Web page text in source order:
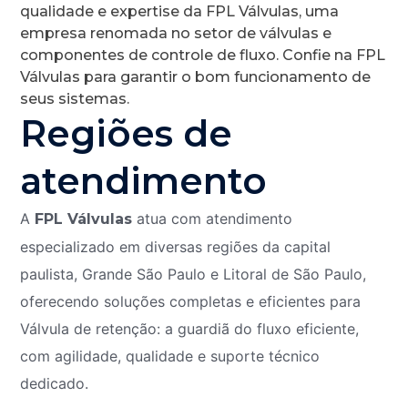
qualidade e expertise da FPL Válvulas, uma
empresa renomada no setor de válvulas e
componentes de controle de fluxo. Confie na FPL
Válvulas para garantir o bom funcionamento de
seus sistemas.
Regiões de
atendimento
A FPL Válvulas atua com atendimento
especializado em diversas regiões da capital
paulista, Grande São Paulo e Litoral de São Paulo,
oferecendo soluções completas e eficientes para
Válvula de retenção: a guardiã do fluxo eficiente,
com agilidade, qualidade e suporte técnico
dedicado.